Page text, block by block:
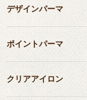
デザインパーマ
ポイントパーマ
クリアアイロン